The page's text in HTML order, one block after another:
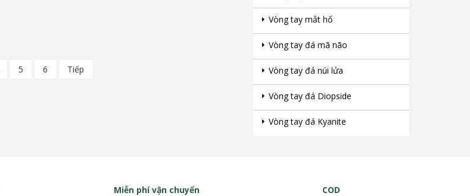
5 6 Tiếp
Vòng tay mắt hổ
Vòng tay đá mã não
Vòng tay đá núi lửa
Vòng tay đá Diopside
Vòng tay đá Kyanite
Miễn phí vận chuyển COD